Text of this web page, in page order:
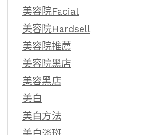
美容院Facial
美容院Hardsell
美容院推薦
美容院黑店
美容黑店
美白
美白方法